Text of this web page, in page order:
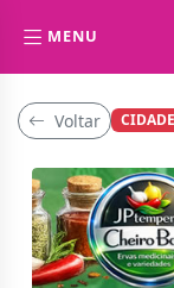
MENU
Voltar